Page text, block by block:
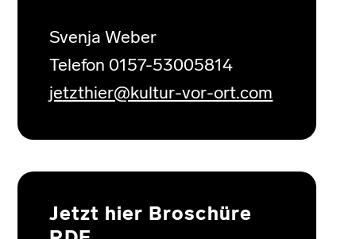
Svenja Weber
Telefon 0157-53005814
jetzthier@kultur-vor-ort.com
Jetzt hier Broschüre